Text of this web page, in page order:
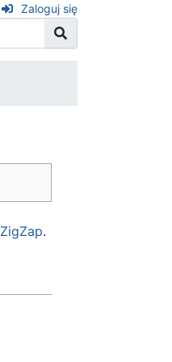
Zaloguj się
ZigZap.